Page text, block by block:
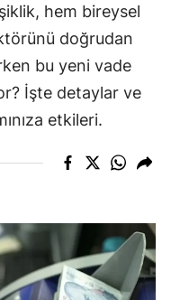
hem bireysel
doğrudan
bu yeni vade
İşte detaylar ve
etkileri.